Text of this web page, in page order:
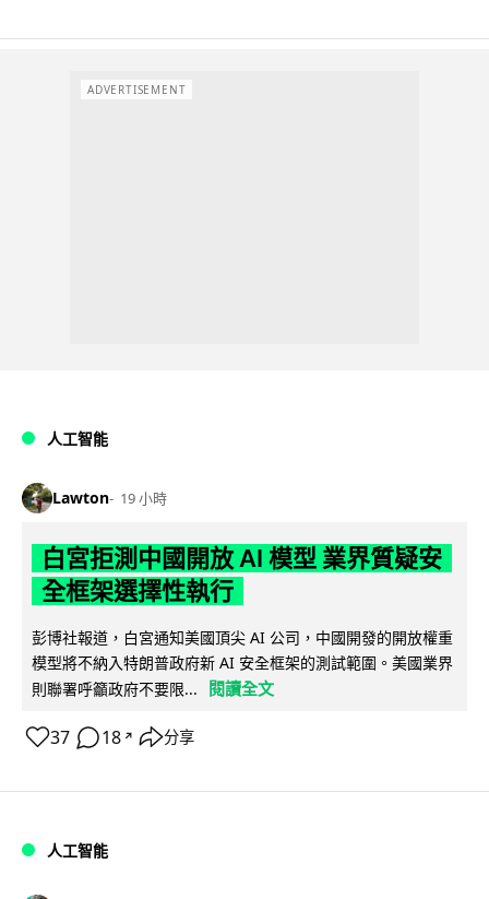
ADVERTISEMENT
人工智能
Lawton 19 小時
白宮拒測中國開放 AI 模型 業界質疑安
全框架選擇性執行
彭博社報道，白宮通知美國頂尖 AI 公司，中國開發的開放權重
模型將不納入特朗普政府新 AI 安全框架的測試範圍。美國業界
則聯署呼籲政府不要限...
閱讀全文
37 18 ↗ 分享
人工智能